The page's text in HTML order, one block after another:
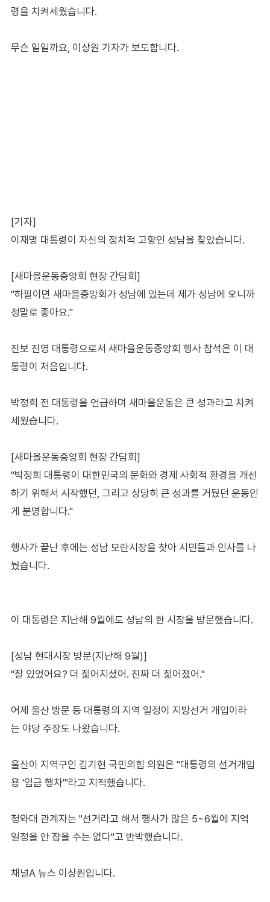
령을 치켜세웠습니다.
무슨 일일까요, 이상원 기자가 보도합니다.
[기자]
이재명 대통령이 자신의 정치적 고향인 성남을 찾았습니다.
[새마을운동중앙회 현장 간담회]
"하필이면 새마을중앙회가 성남에 있는데 제가 성남에 오니까
정말로 좋아요."
진보 진영 대통령으로서 새마을운동중앙회 행사 참석은 이 대
통령이 처음입니다.
박정희 전 대통령을 언급하며 새마을운동은 큰 성과라고 치켜
세웠습니다.
[새마을운동중앙회 현장 간담회]
"박정희 대통령이 대한민국의 문화와 경제 사회적 환경을 개선
하기 위해서 시작했던, 그리고 상당히 큰 성과를 거뒀던 운동인
게 분명합니다."
행사가 끝난 후에는 성남 모란시장을 찾아 시민들과 인사를 나
눴습니다.
이 대통령은 지난해 9월에도 성남의 한 시장을 방문했습니다.
[성남 현대시장 방문(지난해 9월)]
"잘 있었어요? 더 젊어지셨어. 진짜 더 젊어졌어."
어제 울산 방문 등 대통령의 지역 일정이 지방선거 개입이라
는 야당 주장도 나왔습니다.
울산이 지역구인 김기현 국민의힘 의원은 "대통령의 선거개입
용 '임금 행차'"라고 지적했습니다.
청와대 관계자는 "선거라고 해서 행사가 많은 5~6월에 지역
일정을 안 잡을 수는 없다"고 반박했습니다.
채널A 뉴스 이상원입니다.